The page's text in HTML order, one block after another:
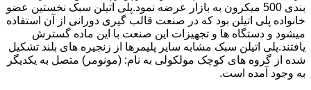
بندی 500 میکرون به بازار عرضه نمود.پلی اتیلن سبک نخستین عضو
خانواده پلی اتیلن بود که در صنعت قالب گیری دورانی از آن استفاده
میشود و دستگاه ها و تجهیزات این صنعت با این ماده گسترش
یافتند.پلی اتیلن سبک مشابه سایر پلیمرها از زنجیره های بلند تشکیل
شده از گروه های کوچک مولکولی به نام: (مونومر) متصل به یکدیگر
به وجود آمده است.